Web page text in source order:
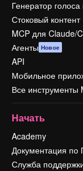
Генератор
Стоковый контент
MCP для Claude/
Агенты Новое
API
Мобильное
Все инструменты
Начать
Academy
Документация по
Служба